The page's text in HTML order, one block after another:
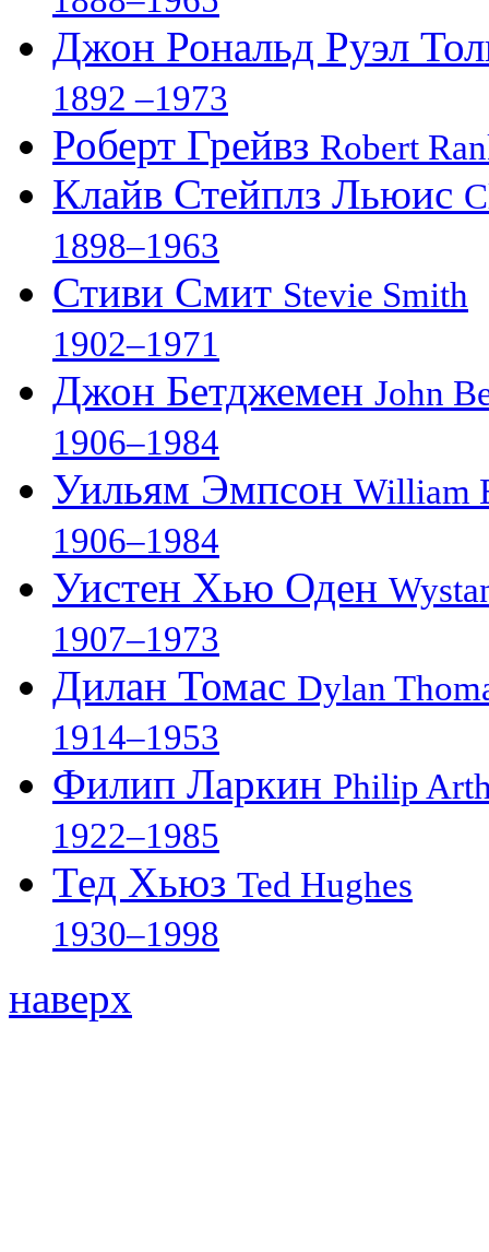
Джон Рональд Руэл
1892 –1973
Роберт Грейвз Robert
Клайв Стейплз Льюис
1898–1963
Стиви Смит Stevie Smith
1902–1971
Джон Бетджемен John
1906–1984
Уильям Эмпсон William
1906–1984
Уистен Хью Оден
1907–1973
Дилан Томас Dylan
1914–1953
Филип Ларкин Philip
1922–1985
Тед Хьюз Ted Hughes
1930–1998
наверх